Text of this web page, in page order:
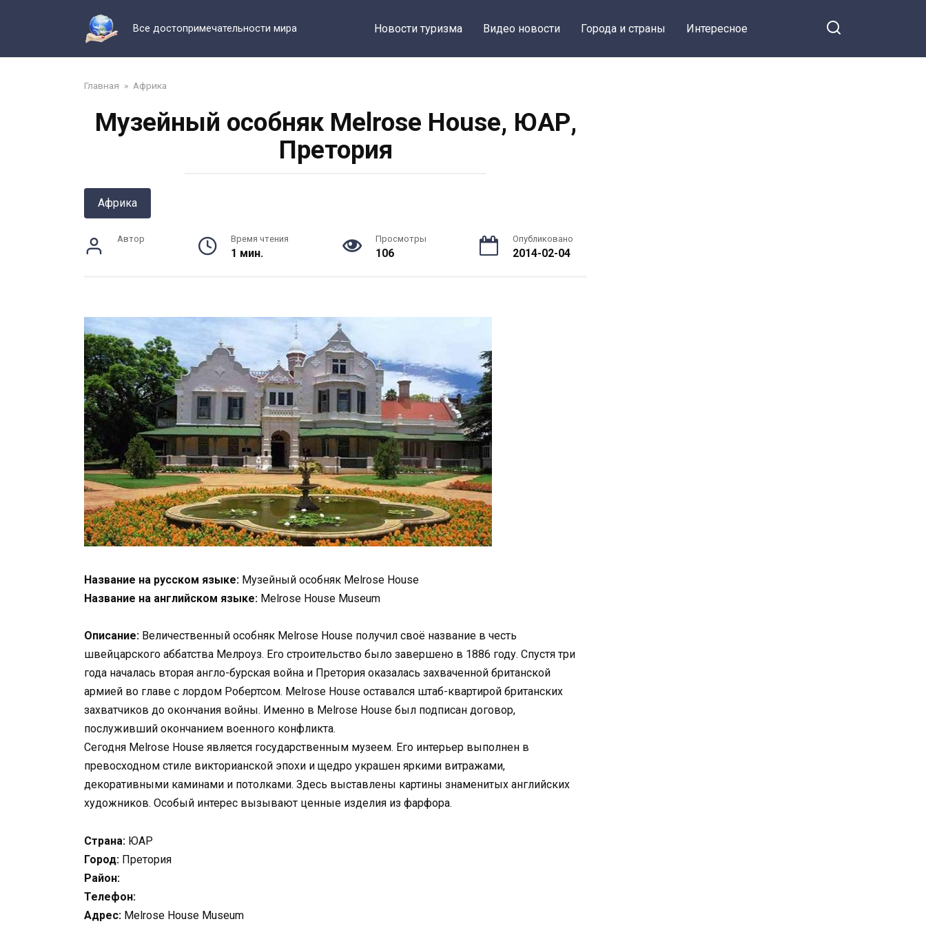
Все достопримечательности мира Новости туризма Видео новости Города и страны Интересное
Главная » Африка
Музейный особняк Melrose House, ЮАР,
Претория
Африка
Автор Время чтения
1 мин.
Просмотры
106
Опубликовано
2014-02-04
Название на русском языке: Музейный особняк Melrose House
Название на английском языке: Melrose House Museum
Описание: Величественный особняк Melrose House получил своё название в честь
швейцарского аббатства Мелроуз. Его строительство было завершено в 1886 году. Спустя три
года началась вторая англо-бурская война и Претория оказалась захваченной британской
армией во главе с лордом Робертсом. Melrose House оставался штаб-квартирой британских
захватчиков до окончания войны. Именно в Melrose House был подписан договор,
послуживший окончанием военного конфликта.
Сегодня Melrose House является государственным музеем. Его интерьер выполнен в
превосходном стиле викторианской эпохи и щедро украшен яркими витражами,
декоративными каминами и потолками. Здесь выставлены картины знаменитых английских
художников. Особый интерес вызывают ценные изделия из фарфора.
Страна: ЮАР
Город: Претория
Район:
Телефон:
Адрес: Melrose House Museum